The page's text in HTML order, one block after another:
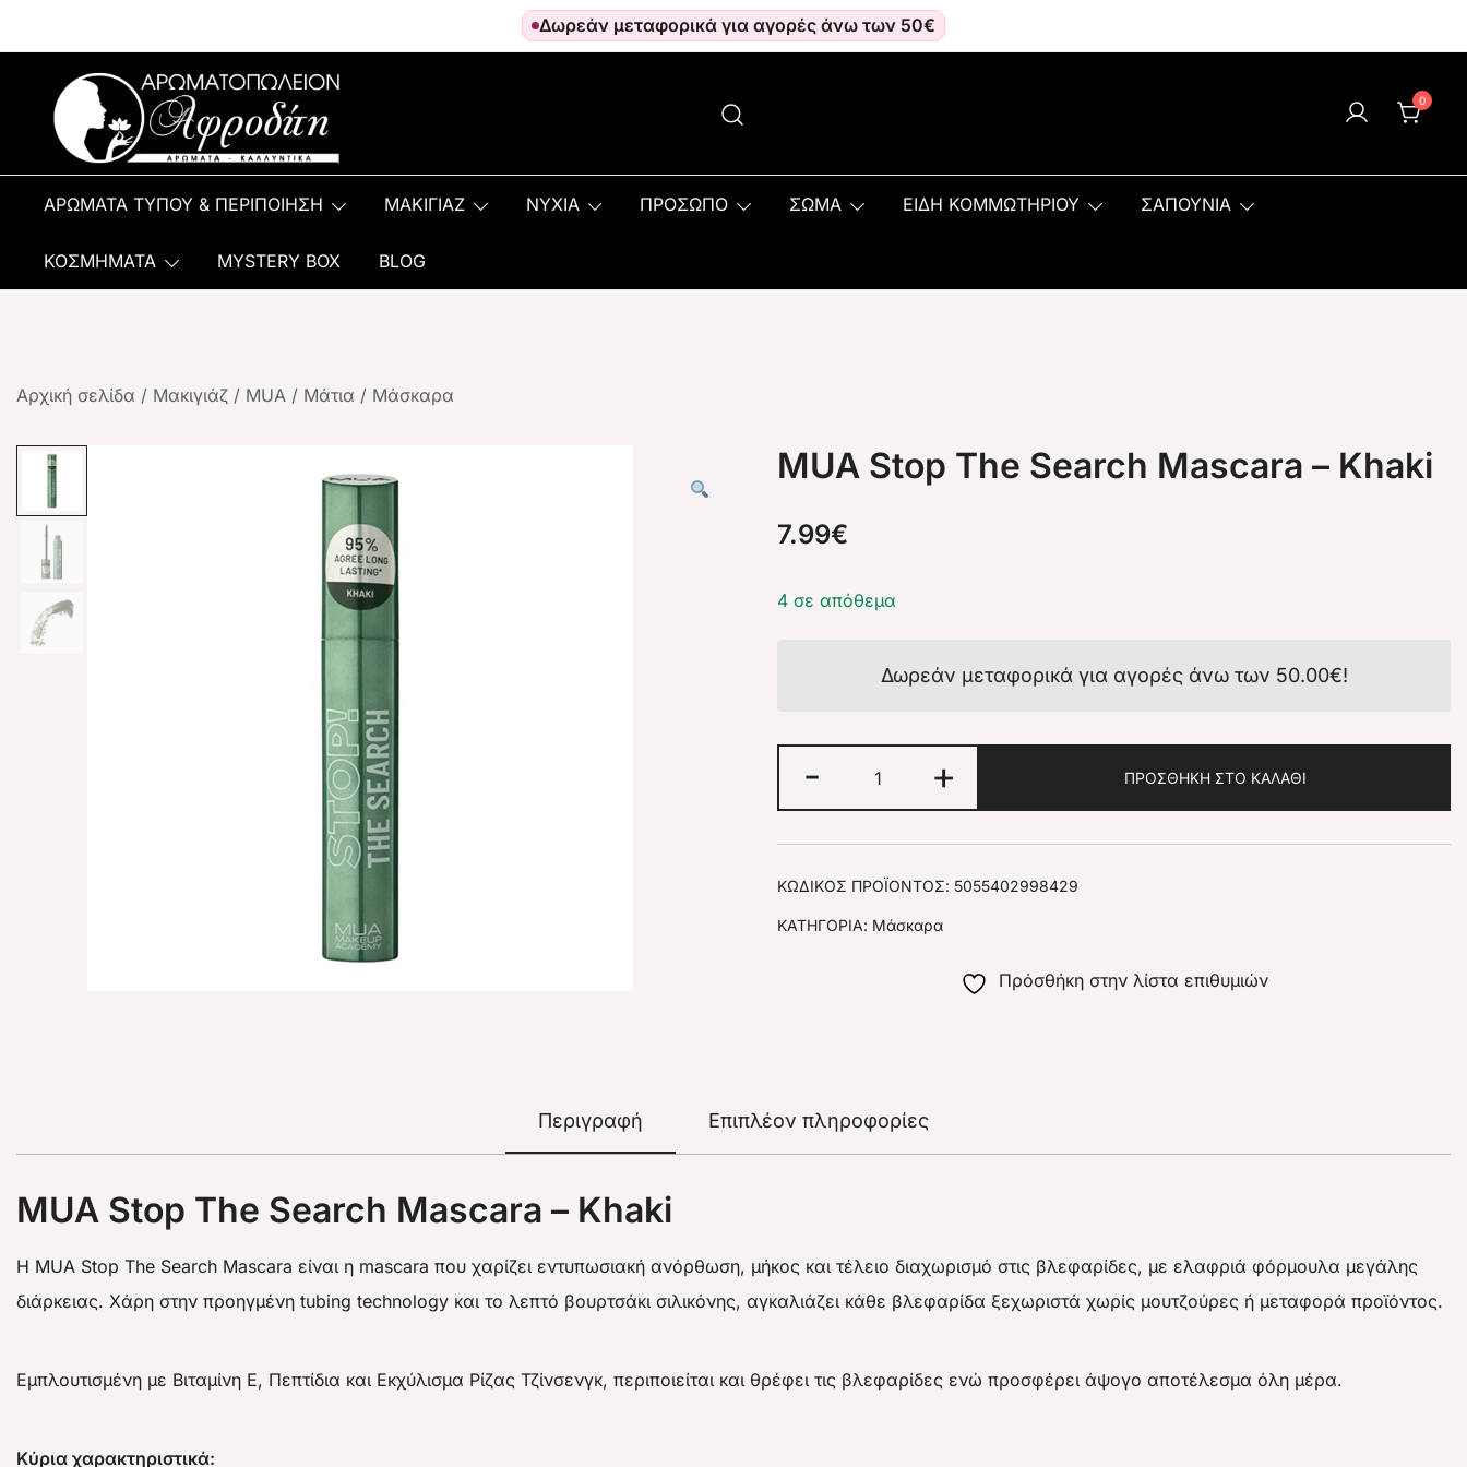
Δωρεάν μεταφορικά για αγορές άνω των 50€
Αρωματοπωλείον Αφροδίτη
0
ΑΡΩΜΑΤΑ ΤΥΠΟΥ & ΠΕΡΙΠΟΙΗΣΗ ΜΑΚΙΓΙΑΖ ΝΥΧΙΑ ΠΡΟΣΩΠΟ ΣΩΜΑ ΕΙΔΗ ΚΟΜΜΩΤΗΡΙΟΥ ΣΑΠΟΥΝΙΑ
ΚΟΣΜΗΜΑΤΑ MYSTERY BOX BLOG
Αρχική σελίδα / Μακιγιάζ / MUA / Μάτια / Μάσκαρα
MUA Stop The Search Mascara – Khaki
7.99€
4 σε απόθεμα
Δωρεάν μεταφορικά για αγορές άνω των 50.00€!
- + ΠΡΟΣΘΉΚΗ ΣΤΟ ΚΑΛΆΘΙ
ΚΩΔΙΚΌΣ ΠΡΟΪΌΝΤΟΣ: 5055402998429
ΚΑΤΗΓΟΡΊΑ: Μάσκαρα
Πρόσθήκη στην λίστα επιθυμιών
Περιγραφή Επιπλέον πληροφορίες
MUA Stop The Search Mascara – Khaki
Η MUA Stop The Search Mascara είναι η mascara που χαρίζει εντυπωσιακή ανόρθωση, μήκος και τέλειο διαχωρισμό στις βλεφαρίδες, με ελαφριά φόρμουλα μεγάλης
διάρκειας. Χάρη στην προηγμένη tubing technology και το λεπτό βουρτσάκι σιλικόνης, αγκαλιάζει κάθε βλεφαρίδα ξεχωριστά χωρίς μουτζούρες ή μεταφορά προϊόντος.
Εμπλουτισμένη με Βιταμίνη E, Πεπτίδια και Εκχύλισμα Ρίζας Τζίνσενγκ, περιποιείται και θρέφει τις βλεφαρίδες ενώ προσφέρει άψογο αποτέλεσμα όλη μέρα.
Κύρια χαρακτηριστικά: